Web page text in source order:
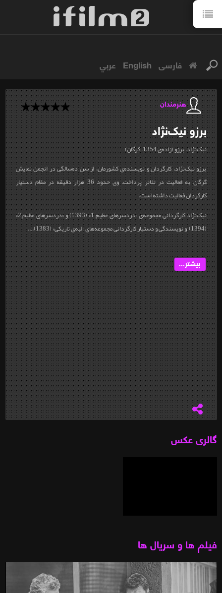
فارسی English عربي
هنرمندان
برزونیک‌نژاد
نیک‌نژاد، برزو (زاده‌ی 1354، گرگان)
برزو نیک‌نژاد، کارگردان و نويسنده‌ی کشورمان، از سن ده‌سالگی در انجمن نمايش
گرگان به فعاليت در تئاتر پرداخت. وی حدود 36 هزار دقيقه در مقام دستيار
كارگردان فعاليت داشته است.
نیک‌نژاد کارگردانی مجموعه‌ی «دردسرهای عظیم 1» (1393) و «دردسرهای عظیم 2»
(1394) و نويسندگی و دستيار كارگردانی مجموعه‌‌های «لبه‌‌ی تاریکی» (1383)،...
بیشتر...
گالری عکس
فیلم ها و سریال ها